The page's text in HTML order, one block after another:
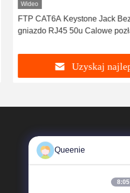
Wideo
FTP CAT6A Keystone Jack
gniazdo RJ45 50u Calowe
Uzyskaj
Queenie
8:05